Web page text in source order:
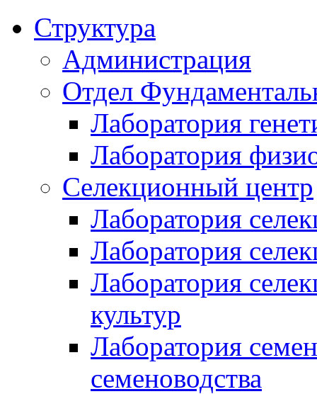
Структура
Администрация
Отдел
Лаборатория
Лаборатория
Селекционный центр
Лаборатория
Лаборатория
Лаборатория
культур
Лаборатория
семеноводства